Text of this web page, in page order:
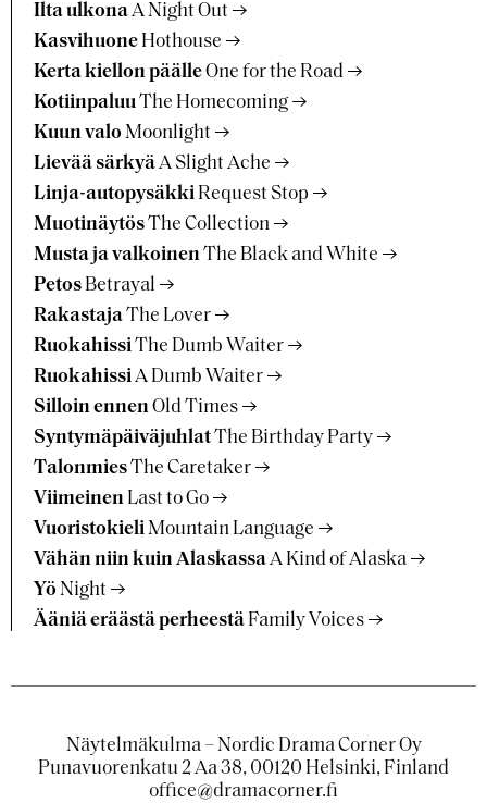
Ilta ulkonaA Night Out
Kasvihuone Hothouse
Kerta kiellon päälleOne for the Road
KotiinpaluuThe Homecoming
Kuun valoMoonlight
Lievää särkyäA Slight Ache
Linja-autopysäkki Request Stop
MuotinäytösThe Collection
Musta ja valkoinenThe Black and White
Petos Betrayal
RakastajaThe Lover
RuokahissiThe Dumb Waiter
RuokahissiA Dumb Waiter
Silloin ennenOld Times
SyntymäpäiväjuhlatThe Birthday Party
TalonmiesThe Caretaker
Viimeinen Last to Go
VuoristokieliMountain Language
Vähän niin kuin AlaskassaA Kind of Alaska
YöNight
Ääniä eräästä perheestä Family Voices
Näytelmäkulma – Nordic Drama Corner Oy
Punavuorenkatu 2 Aa 38, 00120 Helsinki, Finland
office@dramacorner.fi